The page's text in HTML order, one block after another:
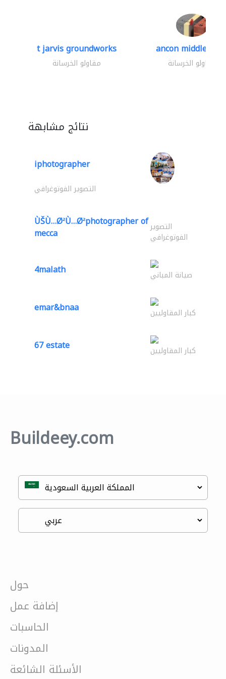
t jarvis groundworks
مقاولو الخرسانة
ancon middle
مقاولو الخرسانة
نتائج مشابهة
iphotographer
التصوير الفوتوغرافي
ÙŠÙ…Ø²Ù…Ø²photographer of
mecca التصوير
الفوتوغرافي
4malath صيانة المباني
emar&bnaa كبار المقاوليين
67 estate كبار المقاوليين
Buildeey.com
حول
إضافة عمل
الحاسبات
المدونات
الأسئلة الشائعة